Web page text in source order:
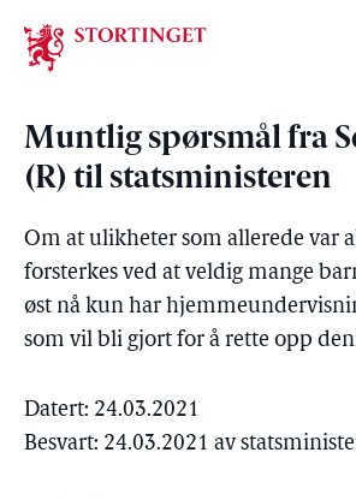
Stortinget.no
Muntlig spørsmål fra
(R) til statsministeren
Om at ulikheter som allerede var
forsterkes ved at veldig mange
øst nå kun har
som vil bli gjort for å rette opp
Datert: 24.03.2021
Besvart: 24.03.2021 av